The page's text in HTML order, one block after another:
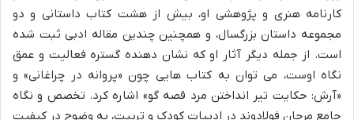
کارنامه هنری و پژوهشی او، بیش از هشت کتاب داستانی و دو
مجموعه داستان بزرگسال، و همچنین چندین مقاله ادبی ثبت شده
است. از جمله دیگر آثار او که نشان دهنده گستره فعالیت و عمق
نگاه اوست، می توان به کتاب هایی چون «پروانه در چراغانی» و
«آرش: حکایت تیر انداختن مرد قصه گو» اشاره کرد. تخصص و نگاه
جامع مرجان فولادوند در ادبیات کودک و تربیت، به وضوح در کیفیت